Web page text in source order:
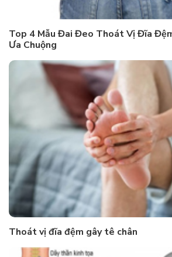
Top 4 Mẫu Đai Đeo Thoát Vị Đĩa
Ưa Chuộng
Thoát vị đĩa đệm gây tê chân